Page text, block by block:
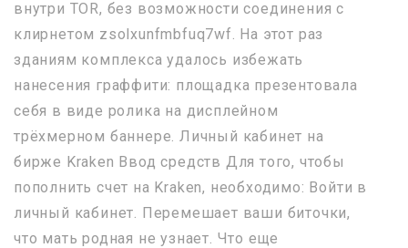
внутри TOR, без возможности соединения с
клирнетом zsolxunfmbfuq7wf. На этот раз
зданиям комплекса удалось избежать
нанесения граффити: площадка презентовала
себя в виде ролика на дисплейном
трёхмерном баннере. Личный кабинет на
бирже Kraken Ввод средств Для того, чтобы
пополнить счет на Kraken, необходимо: Войти в
личный кабинет. Перемешает ваши биточки,
что мать родная не узнает. Что еще